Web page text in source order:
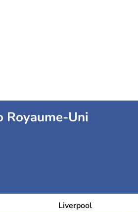
Royaume-Uni
Liverpool